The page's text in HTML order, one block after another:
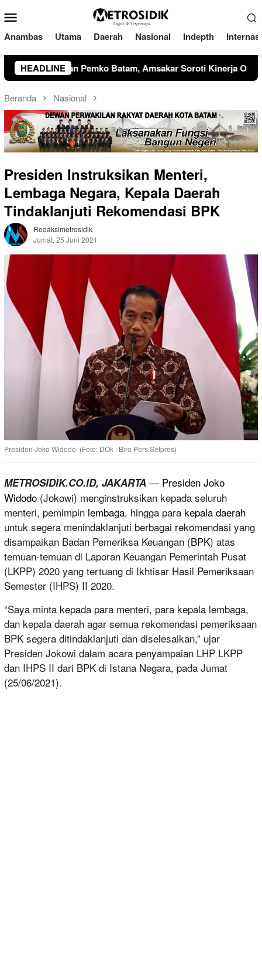
ke
kontenMobile
Anambas Utama Daerah Nasional Indepth
HEADLINE
Soroti Kinerja OPD dan Optimalisasi Pendapatan Daerah
Beranda Nasional
Presiden Instruksikan Menteri,
Lembaga Negara, Kepala Daerah
Tindaklanjuti Rekomendasi BPK
Redaksimetrosidik
Jumat, 25 Juni 2021
Presiden Joko Widodo. (Foto: DOk : Biro Pers Setpres)
METROSIDIK.CO.ID, JAKARTA — Presiden Joko
Widodo (Jokowi) menginstruksikan kepada seluruh
menteri, pemimpin lembaga, hingga para kepala daerah
untuk segera menindaklanjuti berbagai rekomendasi yang
disampaikan Badan Pemeriksa Keuangan (BPK) atas
temuan-temuan di Laporan Keuangan Pemerintah Pusat
(LKPP) 2020 yang tertuang di Ikhtisar Hasil Pemeriksaan
Semester (IHPS) II 2020.
“Saya minta kepada para menteri, para kepala lembaga,
dan kepala daerah agar semua rekomendasi pemeriksaan
BPK segera ditindaklanjuti dan diselesaikan,” ujar
Presiden Jokowi dalam acara penyampaian LHP LKPP
dan IHPS II dari BPK di Istana Negara, pada Jumat
(25/06/2021).